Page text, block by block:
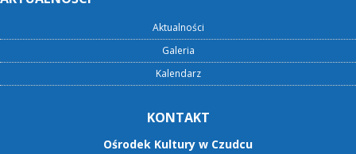
Aktualności
Galeria
Kalendarz
KONTAKT
Ośrodek Kultury w Czudcu